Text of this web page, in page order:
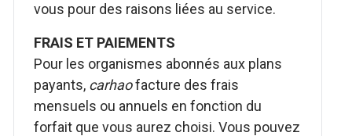
vous pour des raisons liées au service.
FRAIS ET PAIEMENTS
Pour les organismes abonnés aux plans
payants, carhaofacture des frais
mensuels ou annuels en fonction du
forfait que vous aurez choisi. Vous pouvez